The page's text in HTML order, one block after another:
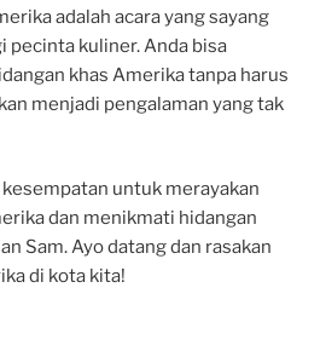
adalah acara yang sayang
pecinta kuliner. Anda bisa
khas Amerika tanpa harus
menjadi pengalaman yang tak
untuk merayakan
dan menikmati hidangan
Sam. Ayo datang dan rasakan
di kota kita!